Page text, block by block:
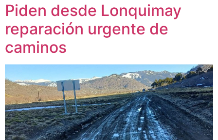
Piden desde Lonquimay
reparación urgente de
caminos